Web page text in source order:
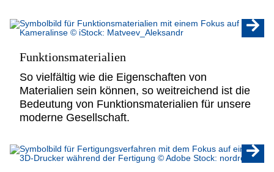
Funktionsmaterialien
So vielfältig wie die Eigenschaften von
Materialien sein können, so weitreichend ist die
Bedeutung von Funktionsmaterialien für unsere
moderne Gesellschaft.